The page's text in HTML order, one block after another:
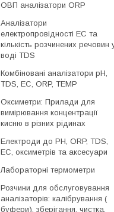
ОВП аналізатори ORP
Аналізатори
електропровідності EC та
кількість розчинених речовин
воді TDS
Комбіновані аналізатори pH,
TDS, EC, ORP, TEMP
Оксиметри: Прилади для
вимірювання концентрації
кисню в різних рідинах
Електроди до PH, ORP, TDS,
EC, оксиметрів та аксесуари
Лабораторні термометри
Розчини для обслуговування
аналізаторів: калібрування (
буфери), зберігання, чистка,